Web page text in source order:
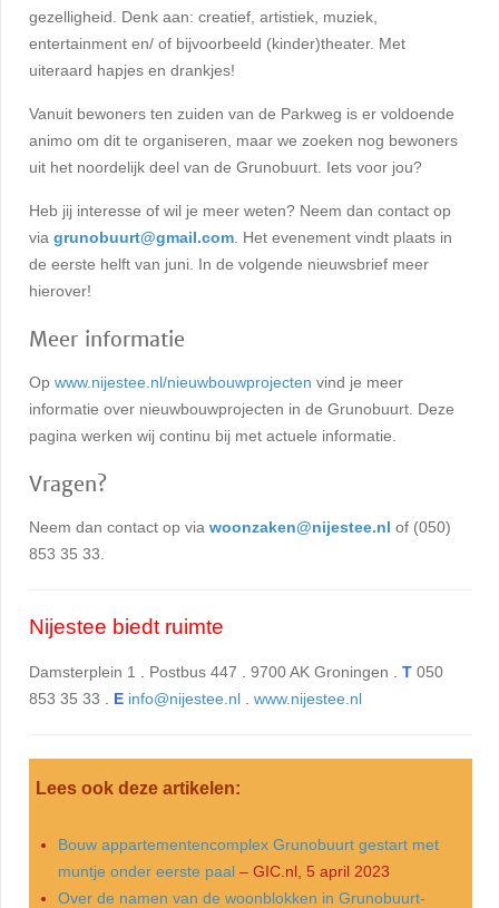
gezelligheid. Denk aan: creatief, artistiek, muziek,
entertainment en/ of bijvoorbeeld (kinder)theater. Met
uiteraard hapjes en drankjes!
Vanuit bewoners ten zuiden van de Parkweg is er voldoende
animo om dit te organiseren, maar we zoeken nog bewoners
uit het noordelijk deel van de Grunobuurt. Iets voor jou?
Heb jij interesse of wil je meer weten? Neem dan contact op
via grunobuurt@gmail.com . Het evenement vindt plaats in
de eerste helft van juni. In de volgende nieuwsbrief meer
hierover!
Meer informatie
Op www.nijestee.nl/nieuwbouwprojecten vind je meer
informatie over nieuwbouwprojecten in de Grunobuurt. Deze
pagina werken wij continu bij met actuele informatie.
Vragen?
Neem dan contact op via woonzaken@nijestee.nl of (050)
853 35 33.
Nijestee biedt ruimte
Damsterplein 1 Postbus 447 9700 AK Groningen T 050
853 35 33
E info@nijestee.nl www.nijestee.nl
Lees ook deze artikelen:
Bouw appartementencomplex Grunobuurt gestart met
muntje onder eerste paal – GIC.nl, 5 april 2023
Over de namen van de woonblokken in Grunobuurt-